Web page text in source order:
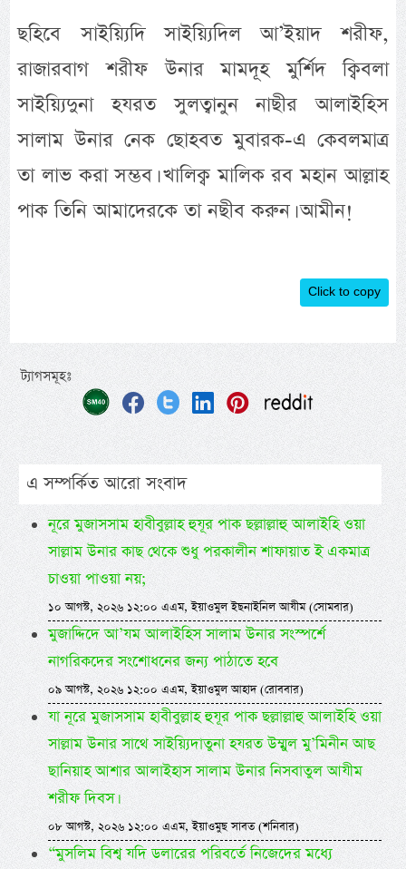
ছহিবে সাইয়্যিদি সাইয়্যিদিল আ’ইয়াদ শরীফ,
রাজারবাগ শরীফ উনার মামদূহ মুর্র্শিদ ক্বিবলা
সাইয়্যিদুনা হযরত সুলত্বানুন নাছীর আলাইহিস
সালাম উনার নেক ছোহবত মুবারক-এ কেবলমাত্র
তা লাভ করা সম্ভব। খালিক্ব মালিক রব মহান আল্লাহ
পাক তিনি আমাদেরকে তা নছীব করুন। আমীন!
Click to copy
ট্যাগসমূহঃ
এ সম্পর্কিত আরো সংবাদ
নূরে মুজাসসাম হাবীবুল্লাহ হুযূর পাক ছল্লাল্লাহু আলাইহি ওয়া
সাল্লাম উনার কাছ থেকে শুধু পরকালীন শাফায়াত ই একমাত্র
চাওয়া পাওয়া নয়;
১০ আগস্ট, ২০২৬ ১২:০০ এএম, ইয়াওমুল ইছনাইনিল আযীম (সোমবার)
মুজাদ্দিদে আ’যম আলাইহিস সালাম উনার সংস্পর্শে
নাগরিকদের সংশোধনের জন্য পাঠাতে হবে
০৯ আগস্ট, ২০২৬ ১২:০০ এএম, ইয়াওমুল আহাদ (রোববার)
যা নূরে মুজাসসাম হাবীবুল্লাহ হুযূর পাক ছল্লাল্লাহু আলাইহি ওয়া
সাল্লাম উনার সাথে সাইয়্যিদাতুনা হযরত উম্মুল মু’মিনীন আছ
ছানিয়াহ আশার আলাইহাস সালাম উনার নিসবাতুল আযীম
শরীফ দিবস।
০৮ আগস্ট, ২০২৬ ১২:০০ এএম, ইয়াওমুছ সাবত (শনিবার)
“মুসলিম বিশ্ব যদি ডলারের পরিবর্তে নিজেদের মধ্যে